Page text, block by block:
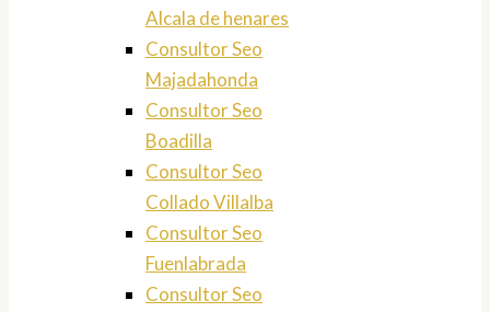
Alcala de henares
Consultor Seo
Majadahonda
Consultor Seo
Boadilla
Consultor Seo
Collado Villalba
Consultor Seo
Fuenlabrada
Consultor Seo